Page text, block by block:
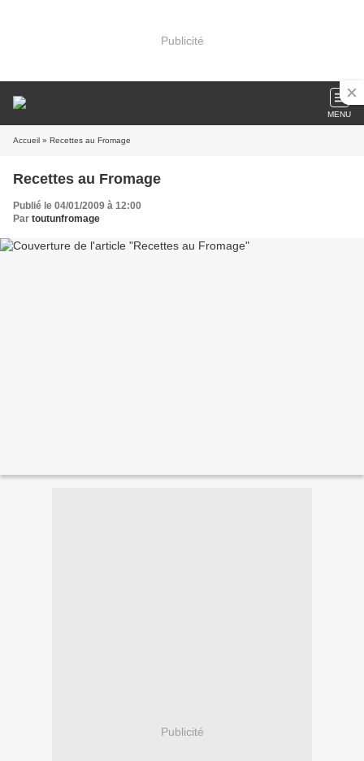
Publicité
MENU
Accueil » Recettes au Fromage
Recettes au Fromage
Publié le 04/01/2009 à 12:00
Par toutunfromage
Publicité